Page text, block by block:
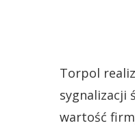
Torpol
sygnalizacji
wartość